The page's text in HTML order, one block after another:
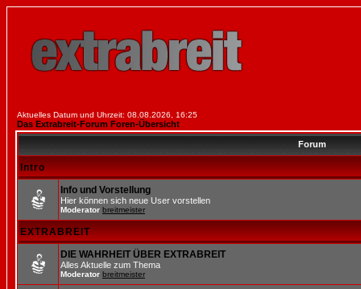
Aktuelles Datum und Uhrzeit: 08.08.2026, 16:25
Das Extrabreit-Forum Foren-Übersicht
Forum
Intro
Info und Vorstellung
Hier können sich neue User vorstellen
Moderator breitmeister
EXTRABREIT
DIE WAHRHEIT ÜBER EXTRABREIT
Alles Aktuelle zum Thema
Moderator breitmeister